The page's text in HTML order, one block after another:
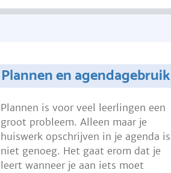
Plannen en agendagebruik
Plannen is voor veel leerlingen een
groot probleem. Alleen maar je
huiswerk opschrijven in je agenda is
niet genoeg. Het gaat erom dat je
leert wanneer je aan iets moet